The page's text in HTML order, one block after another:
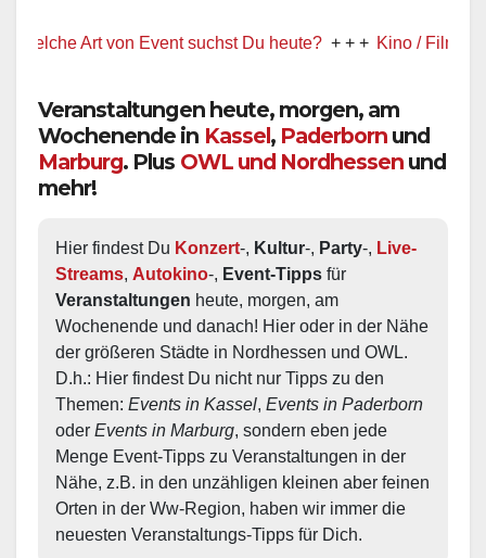
Art von Event suchst Du heute? + + + Kino / Film + + +
Veranstaltungen heute, morgen, am
Wochenende in Kassel, Paderborn und
Marburg. Plus OWL und Nordhessen und
mehr!
Hier findest Du Konzert-, Kultur-, Party-, Live-
Streams, Autokino-, Event-Tipps
Veranstaltungen heute, morgen, am
Wochenende und danach! Hier oder in der Nähe
der größeren Städte in Nordhessen und OWL.
D.h.: Hier findest Du nicht nur Tipps zu den
Themen: Events in Kassel, Events in Paderborn
oder Events in Marburg, sondern eben jede
Menge Event-Tipps zu Veranstaltungen in der
Nähe, z.B. in den unzähligen kleinen aber feinen
Orten in der Ww-Region, haben wir immer die
neuesten Veranstaltungs-Tipps für Dich.